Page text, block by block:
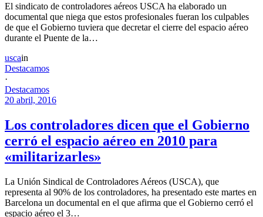
El sindicato de controladores aéreos USCA ha elaborado un
documental que niega que estos profesionales fueran los culpables
de que el Gobierno tuviera que decretar el cierre del espacio aéreo
durante el Puente de la…
uscain
Destacamos
·
Destacamos
20 abril, 2016
Los controladores dicen que el Gobierno
cerró el espacio aéreo en 2010 para
«militarizarles»
La Unión Sindical de Controladores Aéreos (USCA), que
representa al 90% de los controladores, ha presentado este martes en
Barcelona un documental en el que afirma que el Gobierno cerró el
espacio aéreo el 3…